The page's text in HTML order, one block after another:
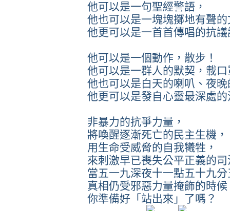
他可以是一句聖經警語，
他也可以是一塊塊擲地有聲
他更可以是一首首傳唱的抗
他可以是一個動作，散步！
他可以是一群人的默契，載口
他也可以是白天的喇叭、夜
他更可以是發自心靈最深處
非暴力的抗爭力量，
將喚醒逐漸死亡的民主生機，
用生命受威脅的自我犧牲，
來刺激早已喪失公平正義的
當五一九深夜十一點五十九
真相仍受邪惡力量掩飾的時候
你準備好「站出來」了嗎？